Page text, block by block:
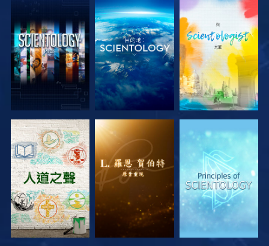
探索系列節目 探索系列節目 探索系列節目